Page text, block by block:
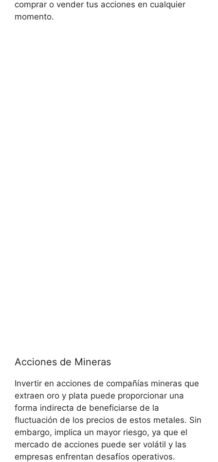
comprar o vender tus acciones en cualquier
momento.
Acciones de Mineras
Invertir en acciones de compañías ⁤mineras que​
extraen‌ oro y plata puede proporcionar una⁤
forma indirecta de ⁣beneficiarse de la
fluctuación de los precios de‍ estos metales. ⁤Sin
embargo, implica un mayor riesgo, ya que el
mercado de acciones puede ser volátil y las‌
empresas​ enfrentan desafíos operativos.